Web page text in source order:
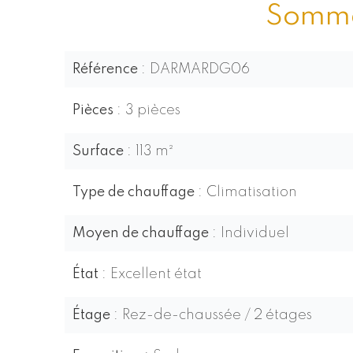
Référence DARMARDG06
Pièces 3 pièces
Surface 113 m²
Type de chauffage Climatisation
Moyen de chauffage Individuel
État Excellent état
Étage Rez-de-chaussée / 2 étages